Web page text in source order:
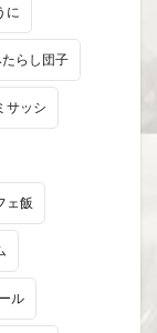
に
らし団子
サッシ
ェ飯
ル